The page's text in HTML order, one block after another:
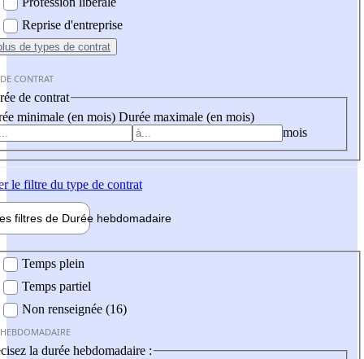
Reprise d'entreprise
de types de contrat
CONTRAT
de contrat
minimale (en mois) Durée maximale (en mois)
mois
le filtre du type de contrat
filtres de Durée hebdomadaire
Temps plein
Temps partiel
Non renseignée (16)
la durée hebdomadaire :